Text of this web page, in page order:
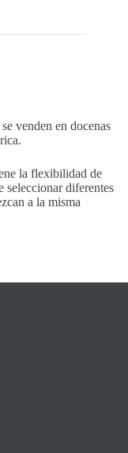
venden en docenas
la flexibilidad de
seleccionar diferentes
a la misma